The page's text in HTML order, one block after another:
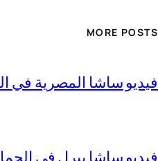
MORE POSTS
فيديو ساشا المصرية في الحمام +18 كامل